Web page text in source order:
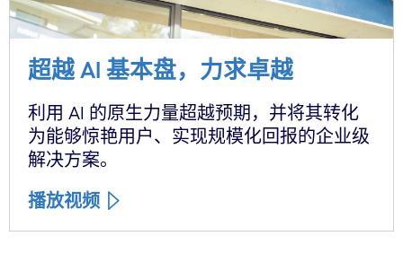
超越 AI 基本盘，力求卓越
利用 AI 的原生力量超越预期，并将其转化
为能够惊艳用户、实现规模化回报的企业级
解决方案。
播放视频